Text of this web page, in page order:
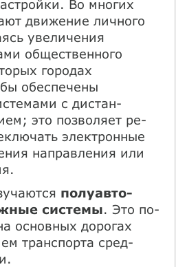
Во многих
движе­ние личного
уве­личения
обще­ственного
горо­дах
обеспечены
с дистан­
это позволяет ре­
электронные
направления или
полуавто­
системы. Это по­
основных дорогах
транспорта сред­